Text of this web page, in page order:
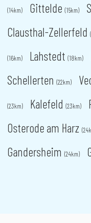
(14km) Gittelde (15km)
Clausthal-Zellerfeld
(16km) Lahstedt (18km)
Schellerten (22km)
(23km) Kalefeld (23km)
Osterode am Harz
Gandersheim (24km)